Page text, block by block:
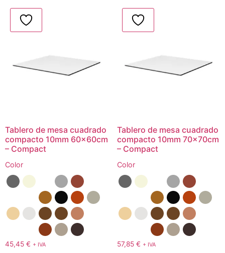
Tablero de mesa cuadrado
compacto 10mm 60x60cm
– Compact
Color
45,45 € + IVA
Tablero de mesa cuadrado
compacto 10mm 70x70cm
– Compact
Color
57,85 € + IVA